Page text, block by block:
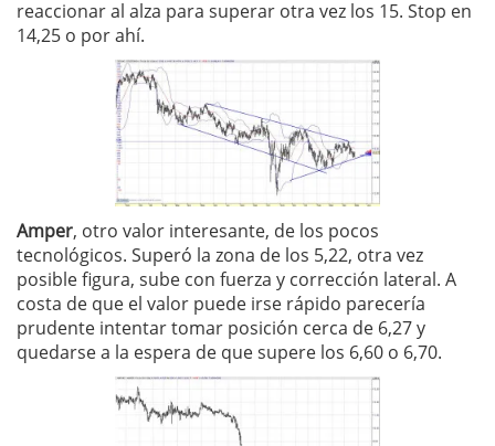
reaccionar al alza para superar otra vez los 15. Stop en
14,25 o por ahí.
Amper, otro valor interesante, de los pocos
tecnológicos. Superó la zona de los 5,22, otra vez
posible figura, sube con fuerza y corrección lateral. A
costa de que el valor puede irse rápido parecería
prudente intentar tomar posición cerca de 6,27 y
quedarse a la espera de que supere los 6,60 o 6,70.